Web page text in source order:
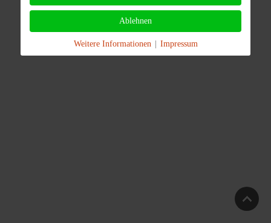
Ablehnen
Weitere Informationen Impressum